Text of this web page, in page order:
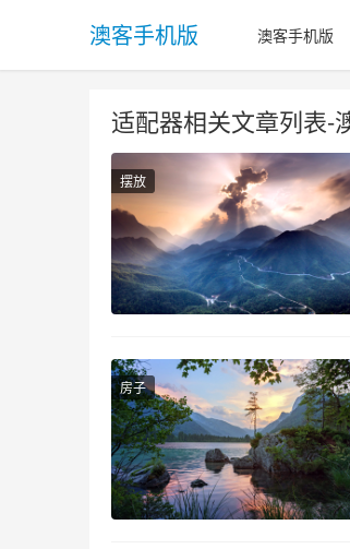
澳客手机版 澳客手机版
适配器相关文章列表-
摆放
房子